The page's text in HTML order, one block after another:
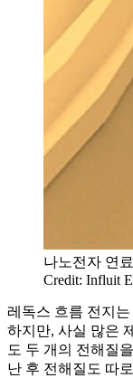
나노전자 연
Credit: Influit
레독스 흐름 전지
하지만, 사실 많은
도 두 개의 전해질
난 후 전해질도 따